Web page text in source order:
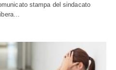
stampa del sindacato